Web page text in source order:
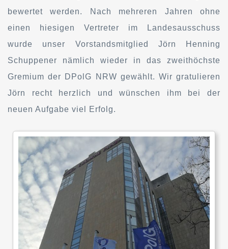
bewertet werden. Nach mehreren Jahren ohne
einen hiesigen Vertreter im Landesausschuss
wurde unser Vorstandsmitglied Jörn Henning
Schuppener nämlich wieder in das zweithöchste
Gremium der DPolG NRW gewählt. Wir gratulieren
Jörn recht herzlich und wünschen ihm bei der
neuen Aufgabe viel Erfolg.